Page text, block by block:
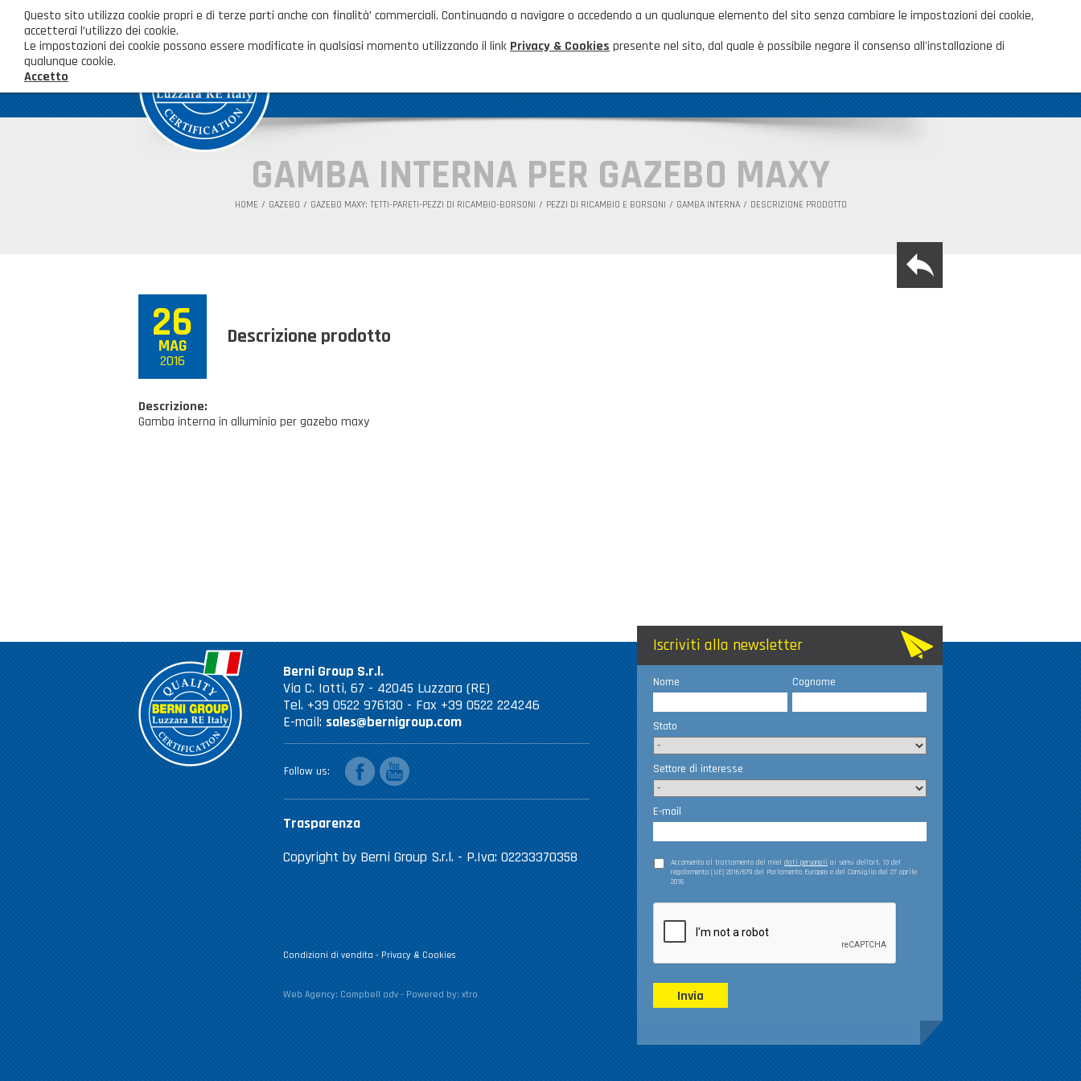
AREA CLIENTI
HOME NOVITÀ ED EVENTI FAQ CATALOGHI
GAMBA INTERNA PER GAZEBO MAXY
HOME GAZEBO GAZEBO MAXY: TETTI-PARETI-PEZZI DI RICAMBIO-BORSONI PEZZI DI RICAMBIO E BORSONI GAMBA INTERNA DESCRIZIONE PRODOTTO
26
MAG
2016
Descrizione prodotto
Descrizione:
Gamba interna in alluminio per gazebo maxy
Berni Group S.r.l.
Via C. Iotti, 67 - 42045 Luzzara (RE)
Tel. +39 0522 976130 - Fax +39 0522 224246
E-mail: sales@bernigroup.com
Trasparenza
Copyright by Berni Group S.r.l. - P.Iva: 02233370358
Condizioni di vendita - Privacy & Cookies
Web Agency: Campbell adv - Powered by: xtro
Follow us
facebookyoutube
Iscriviti alla newsletter
Nome Cognome
Stato
Settore di interesse
E-mail
Acconsento al trattamento dei miei dati personali ai sensi dell’art. 13 del
regolamento (UE) 2016/679 del Parlamento Europeo e del Consiglio del 27 aprile
2016
Invia
Questo sito utilizza cookie propri e di terze parti anche con finalità’ commerciali. Continuando a navigare o accedendo a un qualunque elemento del sito senza cambiare le impostazioni dei cookie,
accetterai l’utilizzo dei cookie.
Le impostazioni dei cookie possono essere modificate in qualsiasi momento utilizzando il link Privacy & Cookies presente nel sito, dal quale è possibile negare il consenso all'installazione di
qualunque cookie.
Accetto